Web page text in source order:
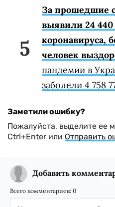
За прошедшие
выявили 24 440
коронавируса,
человек
пандемии в
заболели 4 758
Заметили ошибку?
Пожалуйста, выделите ее
Ctrl+Enter или Отправить
Добавить
Всего комментариев: 0